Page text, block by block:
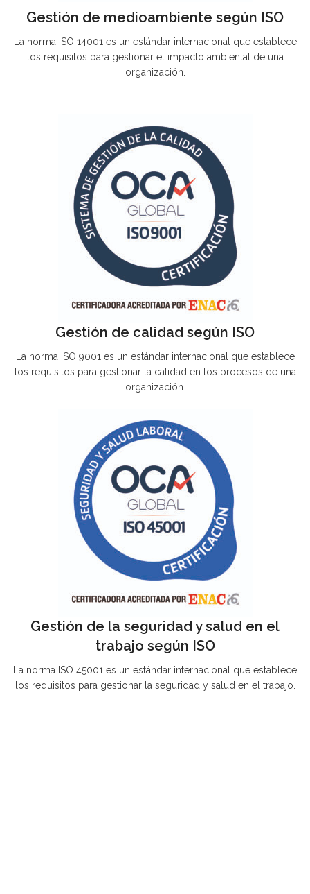
Gestión de medioambiente según ISO
La norma ISO 14001 es un estándar internacional que establece
los requisitos para gestionar el impacto ambiental de una
organización.
Gestión de calidad según ISO
La norma ISO 9001 es un estándar internacional que establece
los requisitos para gestionar la calidad en los procesos de una
organización.
Gestión de la seguridad y salud en el
trabajo según ISO
La norma ISO 45001 es un estándar internacional que establece
los requisitos para gestionar la seguridad y salud en el trabajo.